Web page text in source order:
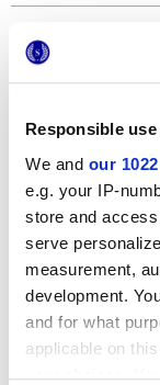
Responsible
We and our
e.g. your IP-
store and
serve
measurement,
development.
and for what
applicable on
your choices.
Collections